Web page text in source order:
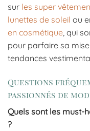
sur les super
lunettes de soleil ou
en cosmétique, qui
pour parfaire sa
tendances
Questions
passionnés de
Quels sont les must-
?